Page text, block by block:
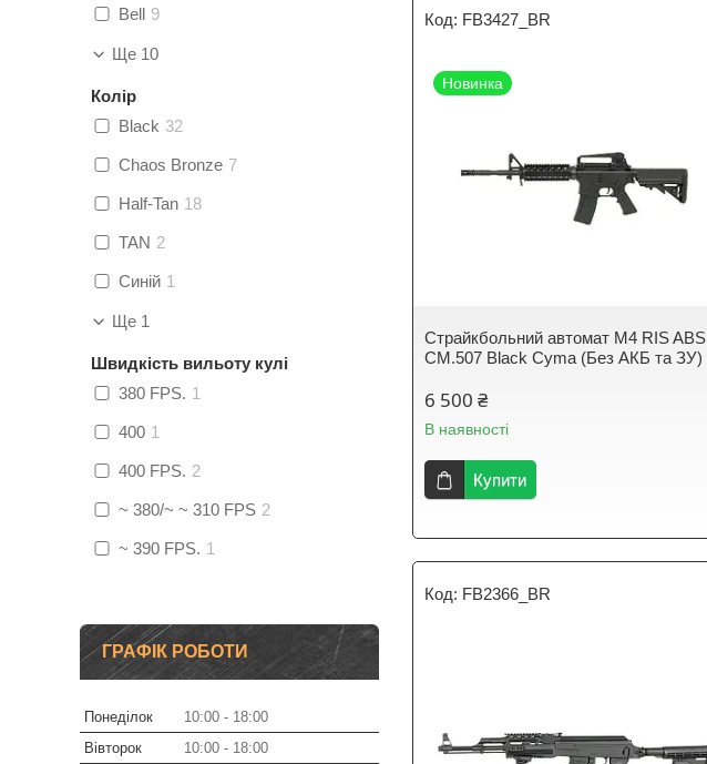
FB3427_BR
Новинка
Страйкбольний автомат M4 RIS ABS
CM.507 Black Cyma (Без АКБ та ЗУ)
6 500 ₴
В наявності
Купити
FB2366_BR
Bell 9
Ще 10
Колір
Black 32
Chaos Bronze 7
Half-Tan 18
TAN 2
Синій 1
Ще 1
Швидкість вильоту кулі
380 FPS. 1
400 1
400 FPS. 2
~ 380/~ ~ 310 FPS 2
~ 390 FPS. 1
ГРАФІК РОБОТИ
Понеділок 10:00
18:00
Вівторок
10:00
18:00